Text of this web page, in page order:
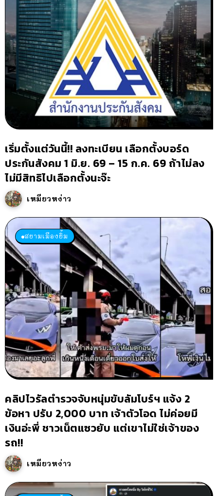
เริ่มตั้งแต่วันนี้!! ลงทะเบียน เลือกตั้งบอร์ด
ประกันสังคม 1 มิ.ย. 69 – 15 ก.ค. 69 ถ้าไม่ลง
ไม่มีสิทธิไปเลือกตั้งนะจ๊ะ
เหมียวหง่าว
สยามเมืองยิ้ม
คลิปไวรัลตำรวจจับหนุ่มขับลัมโบร์ฯ แจ้ง 2
ข้อหา ปรับ 2,000 บาท เจ้าตัวโอด ไม่ค่อยมี
เงินอ่ะพี่ ชาวเน็ตแซวยับ แต่เขาไม่ใช่เจ้าของ
รถ!!
เหมียวหง่าว